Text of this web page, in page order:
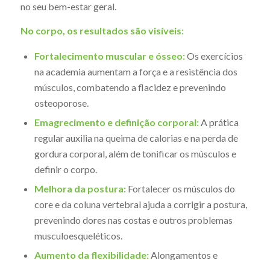
no seu bem-estar geral.
No corpo, os resultados são visíveis:
Fortalecimento muscular e ósseo:Os exercícios
na academia aumentam a força e a resistência dos
músculos, combatendo a flacidez e prevenindo
osteoporose.
Emagrecimento e definição corporal:A prática
regular auxilia na queima de calorias e na perda de
gordura corporal, além de tonificar os músculos e
definir o corpo.
Melhora da postura:Fortalecer os músculos do
core e da coluna vertebral ajuda a corrigir a postura,
prevenindo dores nas costas e outros problemas
musculoesqueléticos.
Aumento da flexibilidade:Alongamentos e